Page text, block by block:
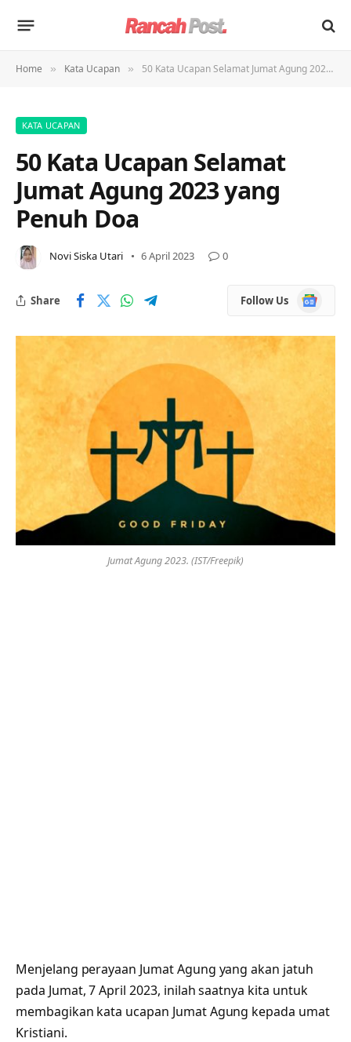
Home » Kata Ucapan » 50 Kata Ucapan Selamat Jumat Agung 2023 yang Penuh Doa
KATA UCAPAN
50 Kata Ucapan Selamat
Jumat Agung 2023 yang
Penuh Doa
Novi Siska Utari 6 April 2023 0
Share Follow Us
Google
News
Jumat Agung 2023. (IST/Freepik)
Menjelang perayaan Jumat Agung yang akan jatuh
pada Jumat, 7 April 2023, inilah saatnya kita untuk
membagikan kata ucapan Jumat Agung kepada umat
Kristiani.